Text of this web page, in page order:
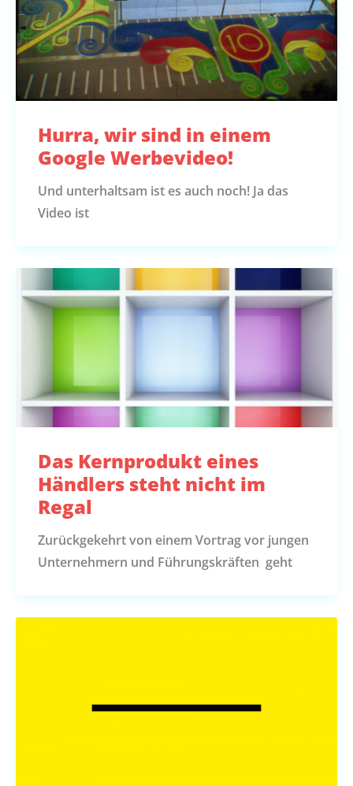
Hurra, wir sind in einem
Google Werbevideo!
Und unterhaltsam ist es auch noch! Ja das
Video ist
Das Kernprodukt eines
Händlers steht nicht im
Regal
Zurückgekehrt von einem Vortrag vor jungen
Unternehmern und Führungskräften geht